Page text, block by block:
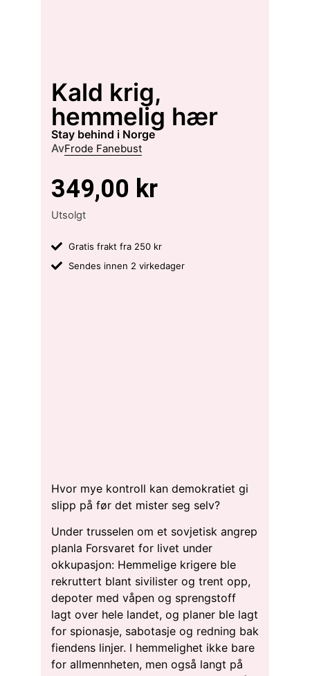
Kald krig,
hemmelig hær
stay behind i Norge
AvFrode Fanebust
349,00 kr
Utsolgt
Gratis frakt fra 250 kr
Sendes innen 2 virkedager
Hvor mye kontroll kan demokratiet gi
slipp på før det mister seg selv?
Under trusselen om et sovjetisk angrep
planla Forsvaret for livet under
okkupasjon: Hemmelige krigere ble
rekruttert blant sivilister og trent opp,
depoter med våpen og sprengstoff
lagt over hele landet, og planer ble lagt
for spionasje, sabotasje og redning bak
fiendens linjer. I hemmelighet ikke bare
for allmennheten, men også langt på